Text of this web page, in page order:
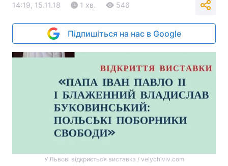
14:19, 15.11.18 1 хв. 546
Підпишіться на нас в Google
У Львові відкриється виставка / velychlviv.com